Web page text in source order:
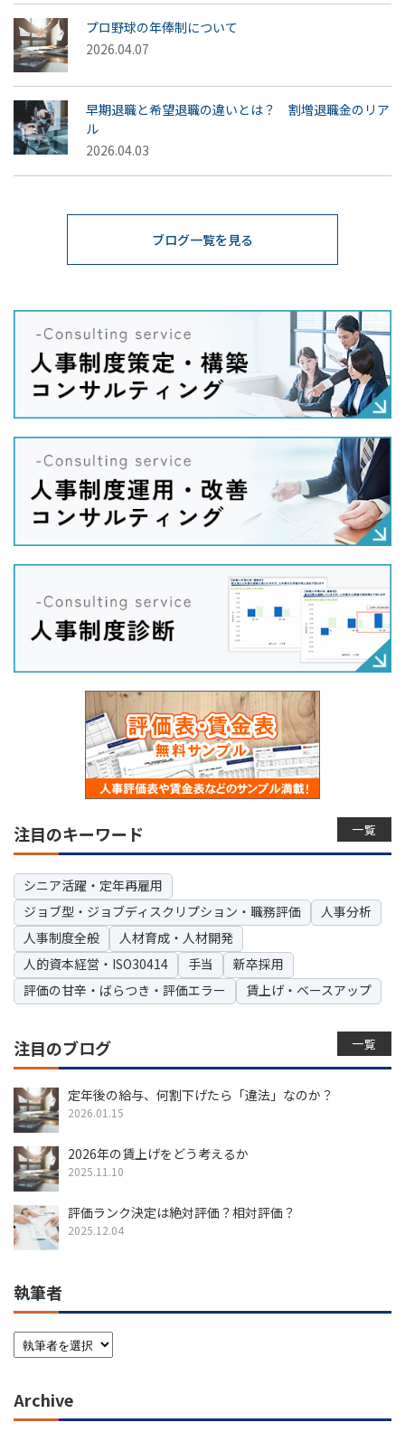
プロ野球の年俸制について
2026.04.07
早期退職と希望退職の違いとは？ 割増退職金のリア
ル
2026.04.03
ブログ一覧を見る
一覧
注目のキーワード
シニア活躍・定年再雇用
ジョブ型・ジョブディスクリプション・職務評価
人事分析
人事制度全般
人材育成・人材開発
人的資本経営・ISO30414
手当
新卒採用
評価の甘辛・ばらつき・評価エラー
賃上げ・ベースアップ
一覧
注目のブログ
定年後の給与、何割下げたら「違法」なのか？
2026.01.15
2026年の賃上げをどう考えるか
2025.11.10
評価ランク決定は絶対評価？相対評価？
2025.12.04
執筆者
Archive